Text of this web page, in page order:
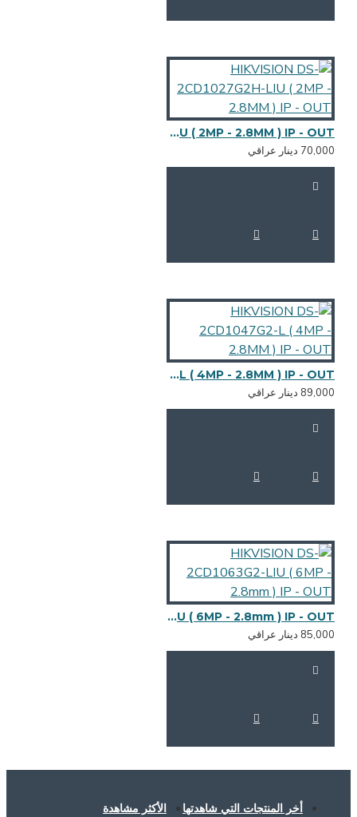
HIKVISION DS-2CD1027G2H-LIU ( 2MP - 2.8MM ) IP - OUT
HIKVISION DS-2CD1047G2-L ( 4MP - 2.8MM ) IP - OUT
HIKVISION DS-2CD1063G2-LIU ( 6MP - 2.8mm ) IP - OUT
التي شاهدتها الأكثر مشاهدة